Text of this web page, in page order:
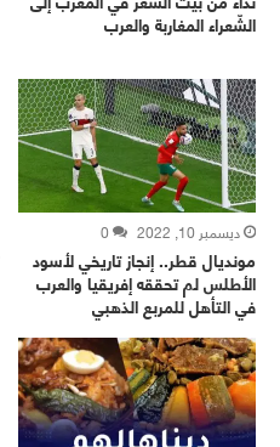
الشّعراء المغاربة والعرب
ديسمبر 10, 2022 0
مونديال قطر.. إنجاز تاريخي لأسود
الأطلس لم تحققه إفريقيا والعرب
في التأهل للمربع الذهبي